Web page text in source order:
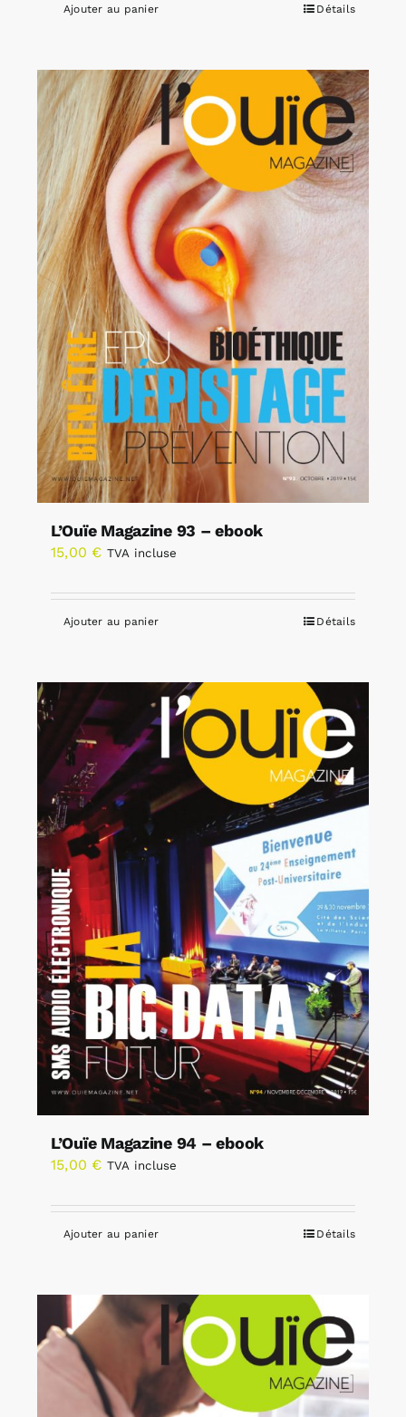
Ajouter au panier Détails
L’Ouïe Magazine 93 – ebook
15,00 € TVA incluse
Ajouter au panier Détails
L’Ouïe Magazine 94 – ebook
15,00 € TVA incluse
Ajouter au panier Détails